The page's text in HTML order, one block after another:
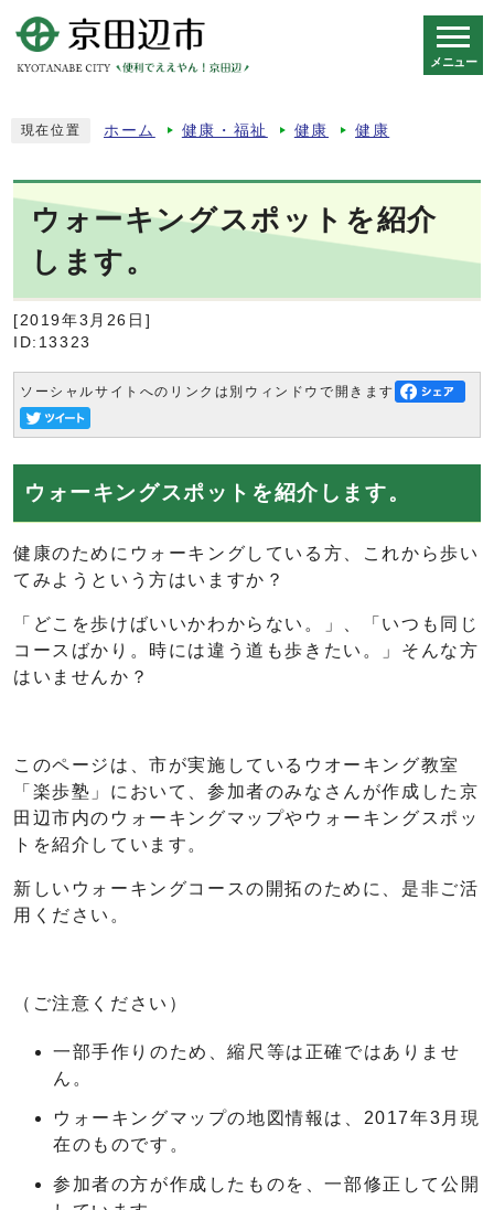
メニュー
現在位置 ホーム 健康・福祉 健康 健康
ウォーキングスポットを紹介
します。
[2019年3月26日]
ID:13323
ソーシャルサイトへのリンクは別ウィンドウで開きます
ウォーキングスポットを紹介します。
健康のためにウォーキングしている方、これから歩い
てみようという方はいますか？
「どこを歩けばいいかわからない。」、「いつも同じ
コースばかり。時には違う道も歩きたい。」そんな方
はいませんか？
このページは、市が実施しているウオーキング教室
「楽歩塾」において、参加者のみなさんが作成した京
田辺市内のウォーキングマップやウォーキングスポッ
トを紹介しています。
新しいウォーキングコースの開拓のために、是非ご活
用ください。
（ご注意ください）
一部手作りのため、縮尺等は正確ではありませ
ん。
ウォーキングマップの地図情報は、2017年3月現
在のものです。
参加者の方が作成したものを、一部修正して公開